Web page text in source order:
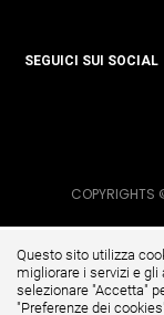
SEGUICI SUI SOCIAL
COPYRIGHTS
Questo sito utilizza
migliorare i servizi e gli
selezionare "Accetta"
"Preferenze dei cookies